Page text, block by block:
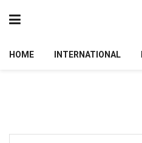
HOME INTERNATIONAL